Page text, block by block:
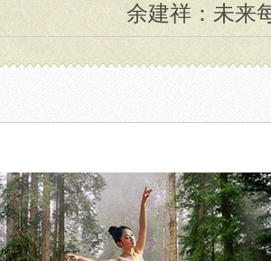
余建祥：未来